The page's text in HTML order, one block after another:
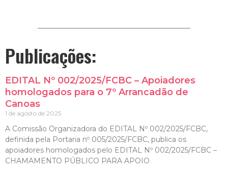
Publicações:
EDITAL Nº 002/2025/FCBC – Apoiadores
homologados para o 7º Arrancadão de
Canoas
1 de agosto de 2025
A Comissão Organizadora do EDITAL Nº 002/2025/FCBC,
definida pela Portaria nº 005/2025/FCBC, publica os
apoiadores homologados pelo EDITAL Nº 002/2025/FCBC –
CHAMAMENTO PÚBLICO PARA APOIO